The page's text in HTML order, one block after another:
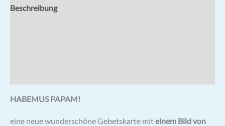
Beschreibung
HABEMUS PAPAM!
eine neue wunderschöne Gebetskarte miteinem Bild von